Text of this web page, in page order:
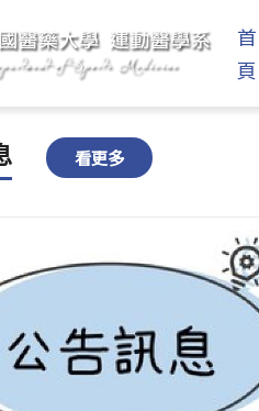
首
頁
看更多